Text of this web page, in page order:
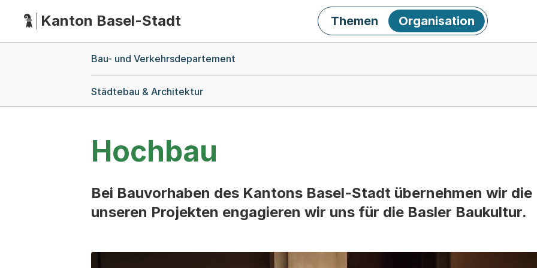
HauptnavigationKanton Basel-Stadt Themen Organisation
Bau- und Verkehrsdepartement
Städtebau & Architektur
Hochbau
Bei Bauvorhaben des Kantons Basel-Stadt übernehmen wir
unseren Projekten engagieren wir uns für die Basler Baukultur.